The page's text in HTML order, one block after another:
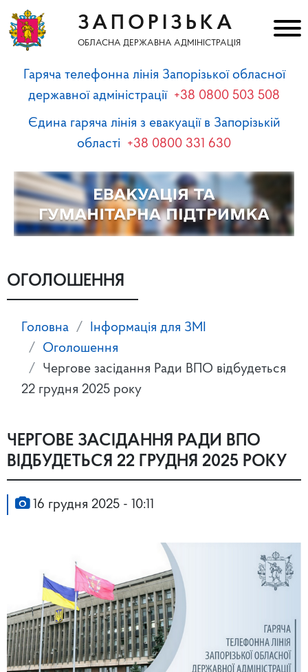
ЗАПОРІЗЬКА
ОБЛАСНА ДЕРЖАВНА АДМІНІСТРАЦІЯ
Гаряча телефонна лінія Запорізької обласної
державної адміністрації +38 0800 503 508
Єдина гаряча лінія з евакуації в Запорізькій
області +38 0800 331 630
ОГОЛОШЕННЯ
Головна
Інформація для ЗМІ
Оголошення
Чергове засідання Ради ВПО відбудеться
22 грудня 2025 року
ЧЕРГОВЕ ЗАСІДАННЯ РАДИ ВПО
ВІДБУДЕТЬСЯ 22 ГРУДНЯ 2025 РОКУ
16 грудня 2025 - 10:11